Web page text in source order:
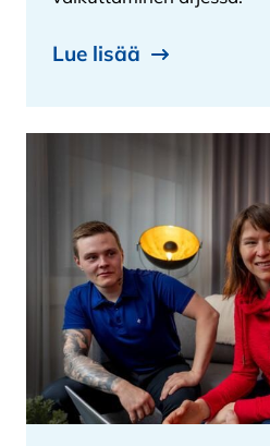
Lue lisää